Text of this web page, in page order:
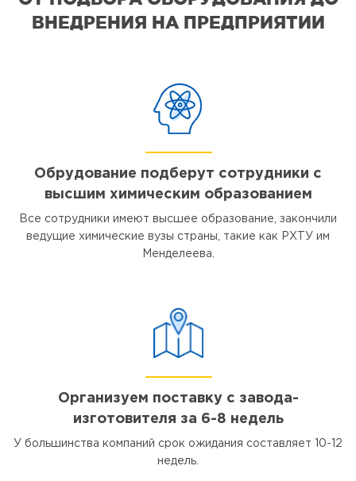
ВНЕДРЕНИЯ НА ПРЕДПРИЯТИИ
Обрудование подберут сотрудники с
высшим химическим образованием
Все сотрудники имеют высшее образование, закончили
ведущие химические вузы страны, такие как РХТУ им
Менделеева.
Организуем поставку с завода-
изготовителя за 6-8 недель
У большинства компаний срок ожидания составляет 10-12
недель.